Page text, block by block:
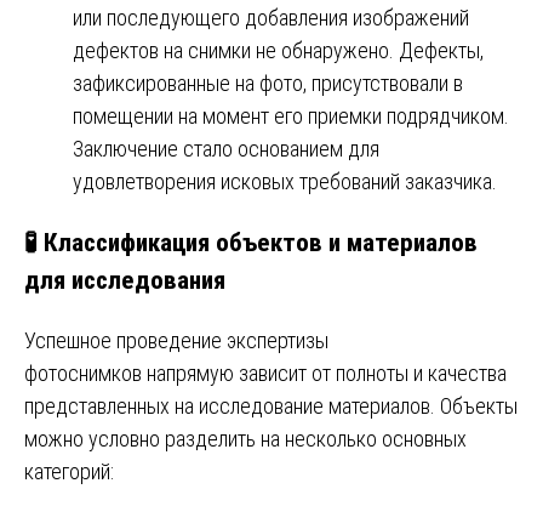
или последующего добавления изображений
дефектов на снимки не обнаружено. Дефекты,
зафиксированные на фото, присутствовали в
помещении на момент его приемки подрядчиком.
Заключение стало основанием для
удовлетворения исковых требований заказчика.
🧪 Классификация объектов и материалов
для исследования
Успешное проведение экспертизы
фотоснимков напрямую зависит от полноты и качества
представленных на исследование материалов. Объекты
можно условно разделить на несколько основных
категорий: